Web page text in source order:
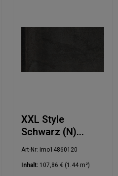
XXL Style
Schwarz (N)
Art-Nr: imo14860120
Inhalt: 107,86 € (1.44 m²)